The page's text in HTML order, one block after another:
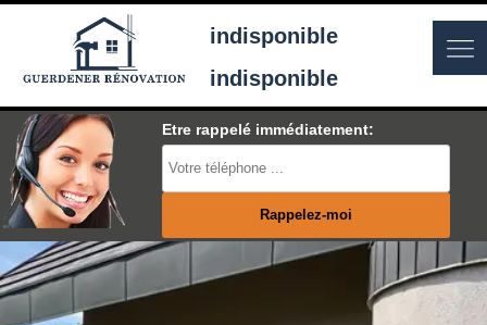
indisponible
indisponible
Etre rappelé immédiatement: